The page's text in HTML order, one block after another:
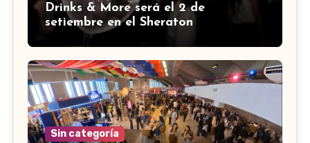
Drinks & More será el 2 de
setiembre en el Sheraton
Sin categoría